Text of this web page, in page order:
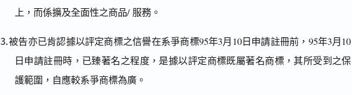
上，而係擴及全面性之商品/ 服務。
⒊被告亦已肯認據以評定商標之信譽在系爭商標95年3月10日申請註冊前，95年3月10
日申請註冊時，已臻著名之程度，是據以評定商標既屬著名商標，其所受到之保
護範圍，自應較系爭商標為廣。